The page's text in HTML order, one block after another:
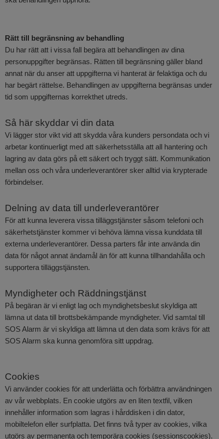
Rätt till begränsning av behandling
Du har rätt att i vissa fall begära att behandlingen av dina
personuppgifter begränsas. Rätten till begränsning gäller bland
annat när du anser att uppgifterna vi hanterat är felaktiga och du
har begärt rättelse. Behandlingen av uppgifterna begränsas under
tid som uppgifternas korrekthet utreds.
Så här skyddar vi din data
Vi lägger stor vikt vid att skydda våra kunders persondata och vi
arbetar kontinuerligt med att säkerhetsställa att all hantering och
lagring av data görs på ett säkert och tryggt sätt. Kommunikation
mellan oss och våra underleverantörer sker alltid via krypterade
förbindelser.
Delning av data till underleverantörer
För att kunna leverera vissa tilläggstjänster såsom telefoni och
säkerhetstjänster kommer vi behöva lämna vissa kunddata till
externa underleverantörer. Dessa parters får inte använda din
data för något annat ändamål än för att kunna tillhandahålla och
supportera tilläggstjänsten.
Myndigheter och Räddningstjänst
På begäran är vi enligt lag och myndighetsbeslut skyldiga att
lämna ut data till brottsbekämpande myndigheter. Vid samtal till
SOS Alarm är vi skyldiga att lämna ut den data som krävs för att
SOS Alarm ska kunna genomföra sitt uppdrag.
Cookies
Vi använder cookies för att underlätta och förbättra användningen
av vår webbplats. En cookie utgörs av en liten textfil, vilken
innehåller information som lagras i hårddisken i din dator,
mobiltelefon eller surfplatta. Det finns två typer av cookies, vilka
utgörs av permanenta och temporära cookies (sessionscookies).